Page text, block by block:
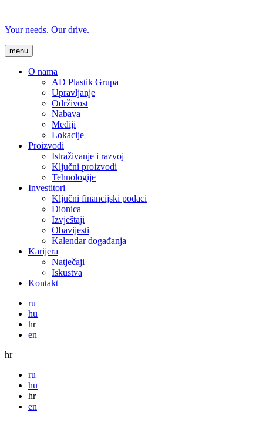
Your needs. Our drive.
menu
O nama
AD Plastik Grupa
Upravljanje
Održivost
Nabava
Mediji
Lokacije
Proizvodi
Istraživanje i razvoj
Ključni proizvodi
Tehnologije
Investitori
Ključni financijski podaci
Dionica
Izvještaji
Obavijesti
Kalendar događanja
Karijera
Natječaji
Iskustva
Kontakt
ru
hu
hr
en
hr
ru
hu
hr
en